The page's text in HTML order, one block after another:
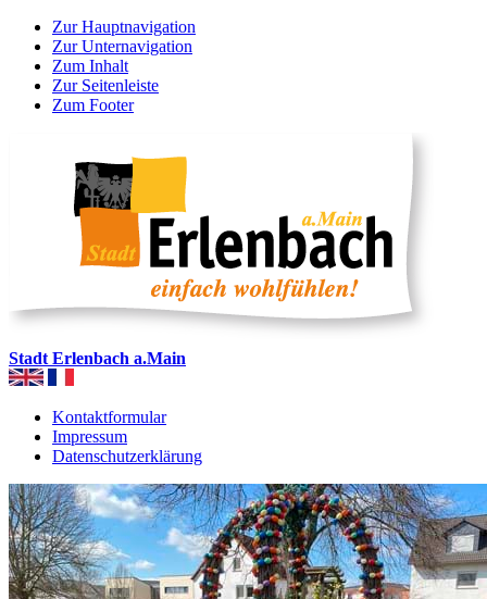
Zur Hauptnavigation
Zur Unternavigation
Zum Inhalt
Zur Seitenleiste
Zum Footer
Stadt Erlenbach a.Main
Kontaktformular
Impressum
Datenschutzerklärung